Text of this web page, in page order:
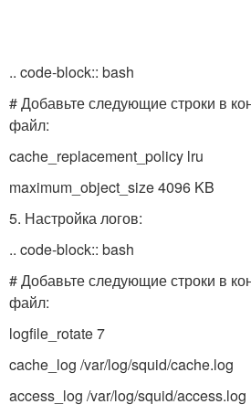
.. code-block:: bash
# Добавьте следующие строки в
файл:
cache_replacement_policy lru
maximum_object_size 4096 KB
5. Настройка логов:
.. code-block:: bash
# Добавьте следующие строки в
файл:
logfile_rotate 7
cache_log /var/log/squid/cache.log
access_log /var/log/squid/access.log